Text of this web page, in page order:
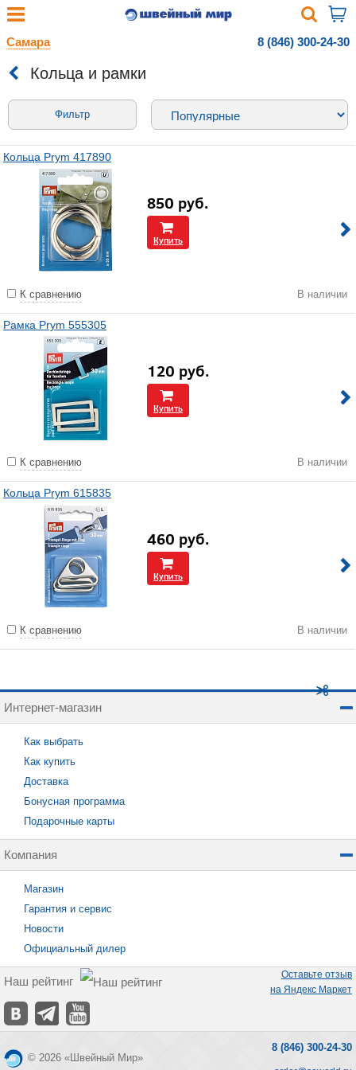
Самара 8 (846) 300-24-30
Кольца и рамки
Фильтр
Кольца Prym 417890
850 руб.
Купить
К сравнению В наличии
Рамка Prym 555305
120 руб.
Купить
К сравнению В наличии
Кольца Prym 615835
460 руб.
Купить
К сравнению В наличии
Интернет-магазин
Как выбрать
Как купить
Доставка
Бонусная программа
Подарочные карты
Компания
Магазин
Гарантия и сервис
Новости
Официальный дилер
Наш рейтинг
Оставьте отзыв
на Яндекс Маркет
© 2026 «Швейный Мир»
8 (846) 300-24-30